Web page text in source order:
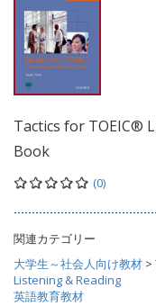
Tactics for TOEIC®
Book
(0)
関連カテゴリー
大学生～社会人向け教材 >
Listening & Reading
英語教育教材